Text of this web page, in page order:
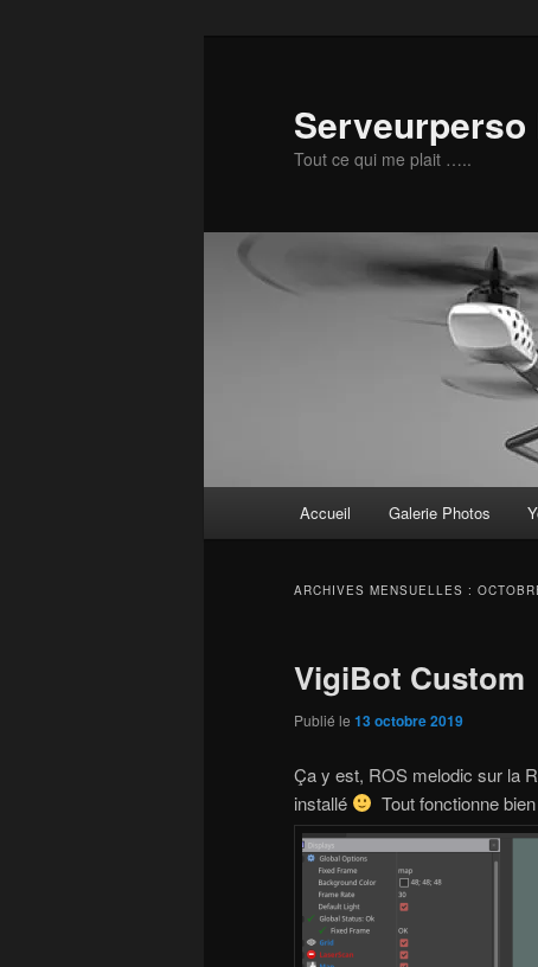
Tout ce qui me plait …..
Accueil Galerie Photos
ARCHIVES MENSUELLES :
VigiBot Custom
Publié le 13 octobre 2019
Ça y est, ROS melodic sur la
installé
Tout fonctionne